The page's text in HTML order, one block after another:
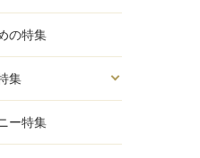
の特集
集
ー特集